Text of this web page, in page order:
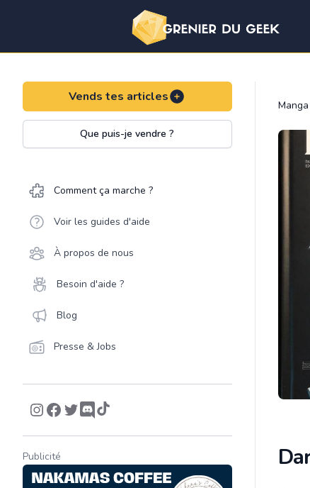
Vends tes articles
Que puis-je vendre ?
Comment ça marche ?
Voir les guides d'aide
À propos de nous
Besoin d'aide ?
Blog
Presse & Jobs
Publicité